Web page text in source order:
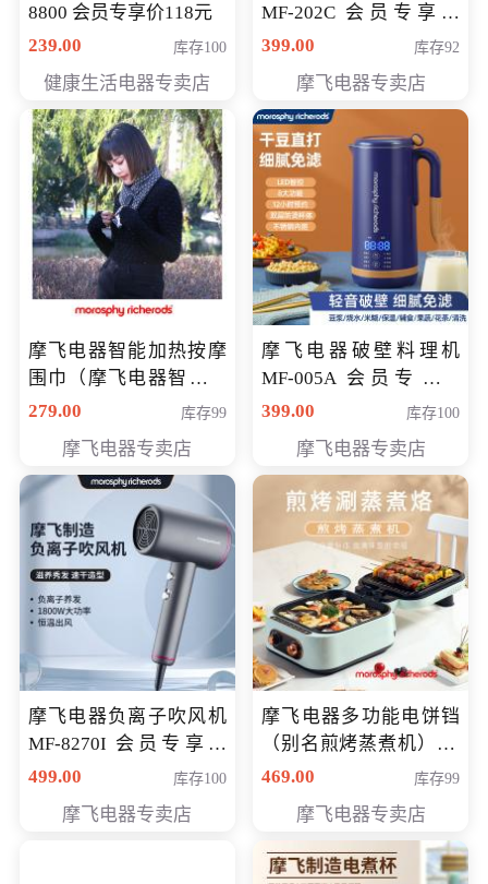
8800 会员专享价118元
239.00
库存100
健康生活电器专卖店
MF-202C 会员专享价
269元
399.00 库存92
摩飞电器专卖店
摩飞电器智能加热按摩
围巾（摩飞电器智能加
热按摩围脖） 会员专享
279.00 库存99
摩飞电器专卖店
摩飞电器破壁料理机
MF-005A 会员专享价
198元
399.00 库存100
摩飞电器专卖店
摩飞电器负离子吹风机
MF-8270I 会员专享价
369元
499.00 库存100
摩飞电器专卖店
摩飞电器多功能电饼铛
（别名煎烤蒸煮机） 型
号MF-8888B 会员专享
469.00 库存99
摩飞电器专卖店